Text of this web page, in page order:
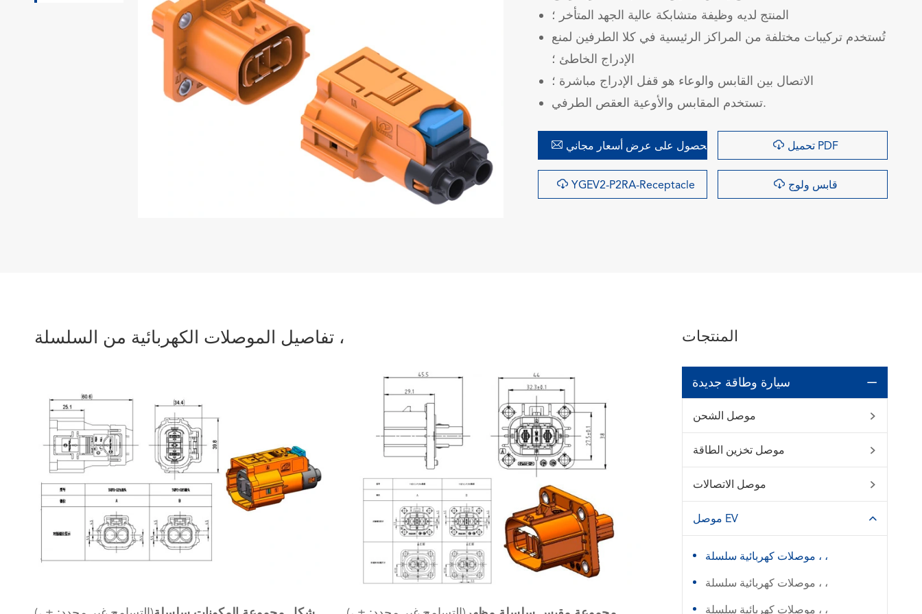
المنتج لديه وظيفة متشابكة عالية الجهد المتأخر ؛
تُستخدم تركيبات مختلفة من المراكز الرئيسية في كلا الطرفين لمنع
الإدراج الخاطئ ؛
الاتصال بين القابس والوعاء هو قفل الإدراج مباشرة ؛
تستخدم المقابس والأوعية العقص الطرفي.
 الحصول على عرض أسعار مجاني  تحميل PDF
 YGEV2-P2RA-Receptacle  قابس ولوج
تفاصيل الموصلات الكهربائية من السلسلة ، المنتجات
سيارة وطاقة جديدة 
موصل الشحن 
موصل تخزين الطاقة 
موصل الاتصالات 
موصل EV 
موصلات كهربائية سلسلة ، ،
موصلات كهربائية سلسلة ، ،
موصلات كهربائية سلسلة ، ،